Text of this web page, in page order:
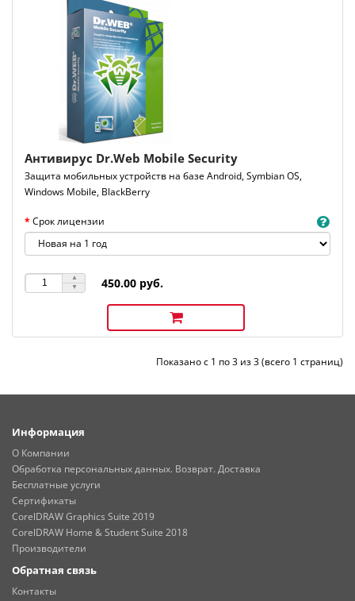
Антивирус Dr.Web Mobile Security
Защита мобильных устройств на базе Android, Symbian OS,
Windows Mobile, BlackBerry
Срок лицензии
450.00 руб.
Показано с 1 по 3 из 3 (всего 1 страниц)
Информация
О Компании
Обработка персональных данных. Возврат. Доставка
Бесплатные услуги
Сертификаты
CorelDRAW Graphics Suite 2019
CorelDRAW Home & Student Suite 2018
Производители
Обратная связь
Контакты